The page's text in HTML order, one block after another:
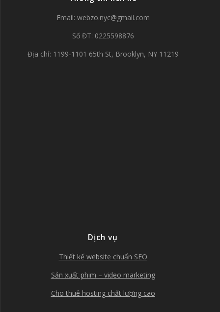
Email: webzo.nyc@gmail.com
Số ĐT: 0225598876
Địa chỉ: 1199-1101 65th St, Brooklyn, NY 11219
Dịch vụ
Thiết kế website chuẩn SEO
Sản xuất phim – video marketing
Cho thuê hosting chất lượng cao